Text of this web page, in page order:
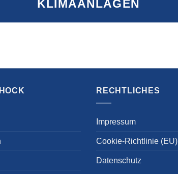
KLIMAANLAGEN
RECHTLICHES
Impressum
Cookie-Richtlinie (EU)
Datenschutz